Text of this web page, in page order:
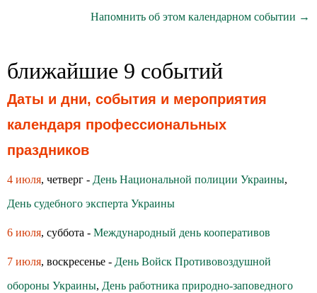
Напомнить об этом календарном событии →
ближайшие 9 событий
Даты и дни, события и мероприятия
календаря профессиональных
праздников
4 июля, четверг - День Национальной полиции Украины,
День судебного эксперта Украины
6 июля, суббота - Международный день кооперативов
7 июля, воскресенье - День Войск Противовоздушной
обороны Украины, День работника природно-заповедного